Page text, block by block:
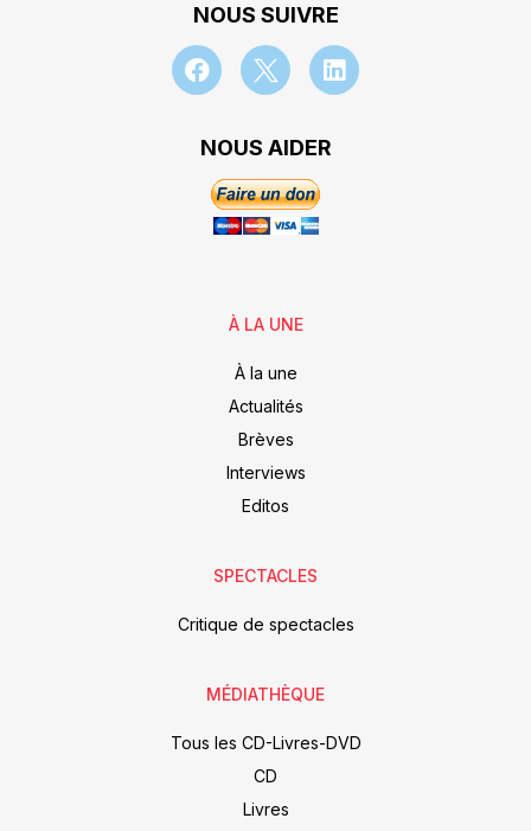
NOUS SUIVRE
NOUS AIDER
À LA UNE
À la une
Actualités
Brèves
Interviews
Editos
SPECTACLES
Critique de spectacles
MÉDIATHÈQUE
Tous les CD-Livres-DVD
CD
Livres